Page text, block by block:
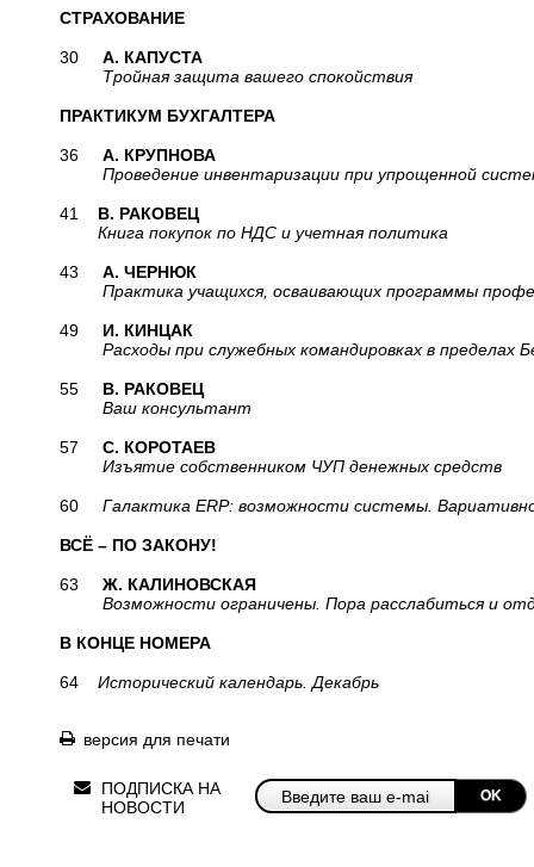
СТРАХОВАНИЕ
30 А. КАПУСТА
Тройная защита вашего спокойствия
ПРАКТИКУМ БУХГАЛТЕРА
36 А. КРУПНОВА
Проведение инвентаризации при упрощенной
41 В. РАКОВЕЦ
Книга покупок по НДС и учетная политика
43 А. ЧЕРНЮК
Практика учащихся, осваивающих программы
49 И. КИНЦАК
Расходы при служебных командировках в пределах
55 В. РАКОВЕЦ
Ваш консультант
57 С. КОРОТАЕВ
Изъятие собственником ЧУП денежных средств
60 Галактика ERP: возможности системы.
ВСЁ – ПО ЗАКОНУ!
63 Ж. КАЛИНОВСКАЯ
Возможности ограничены. Пора расслабиться и
В КОНЦЕ НОМЕРА
64 Исторический календарь. Декабрь
версия для печати
ПОДПИСКА НА
НОВОСТИ
OK